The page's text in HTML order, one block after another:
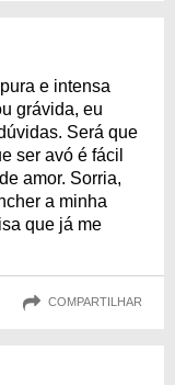
e intensa
grávida, eu
Será que
ser avó é fácil
amor. Sorria,
a minha
que já me
COMPARTILHAR